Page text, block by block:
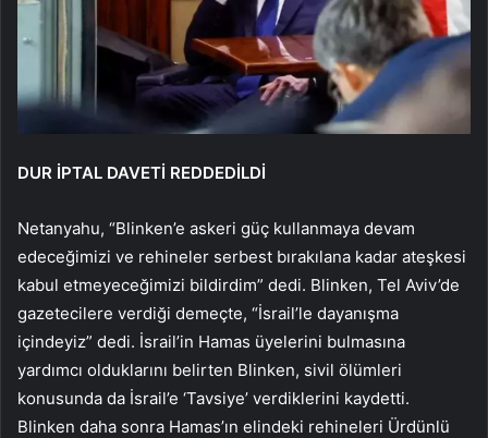
DUR İPTAL DAVETİ REDDEDİLDİ
Netanyahu, “Blinken’e askeri güç kullanmaya devam
edeceğimizi ve rehineler serbest bırakılana kadar ateşkesi
kabul etmeyeceğimizi bildirdim” dedi. Blinken, Tel Aviv’de
gazetecilere verdiği demeçte, “İsrail’le dayanışma
içindeyiz” dedi. İsrail’in Hamas üyelerini bulmasına
yardımcı olduklarını belirten Blinken, sivil ölümleri
konusunda da İsrail’e ‘Tavsiye’ verdiklerini kaydetti.
Blinken daha sonra Hamas’ın elindeki rehineleri Ürdünlü